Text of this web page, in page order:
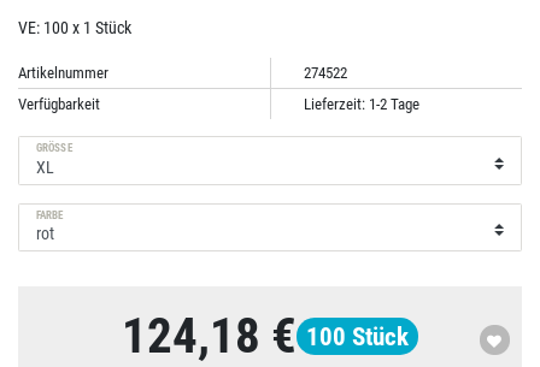
VE: 100 x 1 Stück
Artikelnummer
274522
Verfügbarkeit
Lieferzeit: 1-2 Tage
GRÖSSE
FARBE
124,18 € 100 Stück